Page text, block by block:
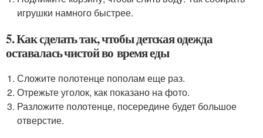
игрушки намного быстрее.
5. Как сделать так, чтобы детская одежда
оставалась чистой во время еды
Сложите полотенце пополам еще раз.
Отрежьте уголок, как показано на фото.
Разложите полотенце, посередине будет большое
отверстие.